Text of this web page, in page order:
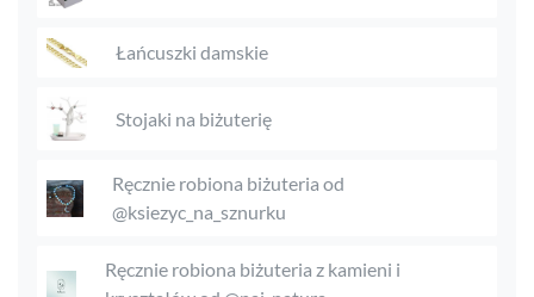
Łańcuszki damskie
Stojaki na biżuterię
Ręcznie robiona biżuteria od
@ksiezyc_na_sznurku
Ręcznie robiona biżuteria z kamieni i